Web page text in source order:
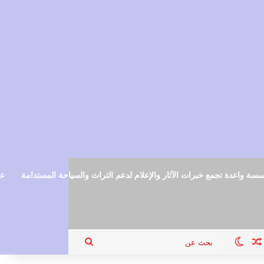
واعدة تجمع خبرات الآثار والإعلام لدعم التراث والسياحة المستدامة
الدخول
مقال عشوائي
الوضع المظلم
بحث